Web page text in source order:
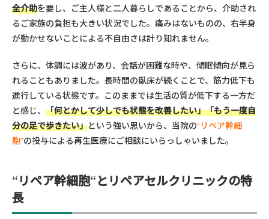
全介助を要し、ご主人様と二人暮らしであることから、介助され
るご家族の負担も大きい状況でした。痛みはないものの、右半身
が動かせないことによる不自由さは計り知れません。
さらに、体調には波があり、会話が困難な時や、傾眠傾向が見ら
れることもありました。長時間の臥床が続くことで、筋力低下も
進行している状態です。このままでは生活の質が低下する一方だ
と感じ、 「何とかして少しでも状態を改善したい」「もう一度自
分の足で歩きたい」という強い思いから、当院の“リペア幹細
胞”の投与による再生医療にご相談にいらっしゃいました。
“リペア幹細胞“とリペアセルクリニックの特
長